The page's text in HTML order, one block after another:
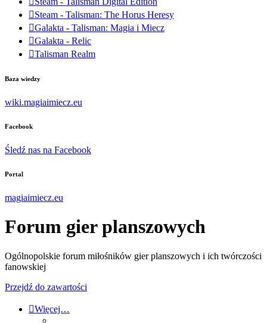
Steam - Talisman: The Horus Heresy
Galakta - Talisman: Magia i Miecz
Galakta - Relic
Talisman Realm
Baza wiedzy
wiki.magiaimiecz.eu
Facebook
Śledź nas na Facebook
Portal
magiaimiecz.eu
Forum gier planszowych
Ogólnopolskie forum miłośników gier planszowych i ich twórczości
fanowskiej
Przejdź do zawartości
Więcej…